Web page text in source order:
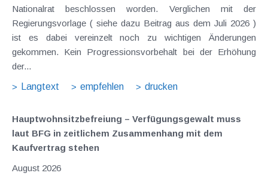
Nationalrat beschlossen worden. Verglichen mit der
Regierungsvorlage ( siehe dazu Beitrag aus dem Juli 2026 )
ist es dabei vereinzelt noch zu wichtigen Änderungen
gekommen. Kein Progressionsvorbehalt bei der Erhöhung
der...
Langtext
empfehlen drucken
Hauptwohnsitz​­befreiung – Verfügungsgewalt muss
laut BFG in zeitlichem Zusammenhang mit dem
Kaufvertrag stehen
August 2026